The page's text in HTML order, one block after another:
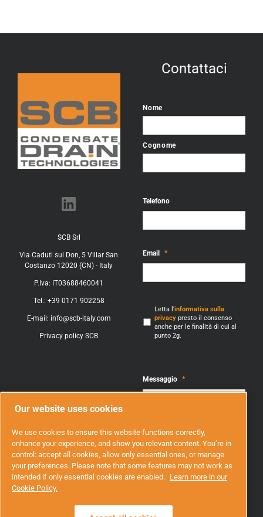
SCB Srl
Via Caduti sul Don, 5 Villar San
Costanzo 12020 (CN) - Italy
P.Iva: IT03688460041
Tel.: +39 0171 902258
E-mail: info@scb-italy.com
Privacy policy SCB
Contattaci
Nome
Cognome
Telefono
Email *
Consenso
Letta l'informativa sulla
privacy presto il consenso
anche per le finalità di cui al
punto 2g.
Messaggio *
CAPTCHA
Our website uses cookies
We use cookies to ensure this website functions correctly,
enhance your experience, and show you relevant content. You’re in
control: accept all cookies, allow only essential ones, or manage
your preferences. Please note that some features may not work as
intended if only essential cookies are enabled.
Learn more in our
Cookie Policy.